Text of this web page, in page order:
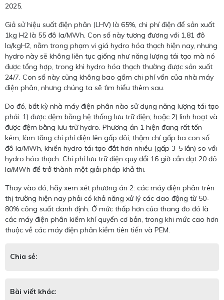
2025.
Giả sử hiệu suất điện phân (LHV) là 65%, chi phí điện để sản xuất
1kg H2 là 55 đô la/MWh. Con số này tương đương với 1,81 đô
la/kgH2, nằm trong phạm vi giá hydro hóa thạch hiện nay, nhưng
hydro này sẽ không liên tục giống như năng lượng tái tạo mà nó
được tổng hợp, trong khi hydro hóa thạch thường được sản xuất
24/7. Con số này cũng không bao gồm chi phí vốn của nhà máy
điện phân, nhưng chúng ta sẽ tìm hiểu thêm sau.
Do đó, bất kỳ nhà máy điện phân nào sử dụng năng lượng tái tạo
phải: 1) được đệm bằng hệ thống lưu trữ điện; hoặc 2) linh hoạt và
được đệm bằng lưu trữ hydro. Phương án 1 hiện đang rất tốn
kém, làm tăng chi phí điện lên gấp đôi, thậm chí gấp ba con số
đô la/MWh, khiến hydro tái tạo đắt hơn nhiều (gấp 3-5 lần) so với
hydro hóa thạch. Chi phí lưu trữ điện quy đổi 16 giờ cần đạt 20 đô
la/MWh để trở thành một giải pháp khả thi.
Thay vào đó, hãy xem xét phương án 2: các máy điện phân trên
thị trường hiện nay phải có khả năng xử lý các dao động từ 50-
80% công suất danh định. Ở mức thấp hơn của thang đo đó là
các máy điện phân kiềm khí quyển cơ bản, trong khi mức cao hơn
thuộc về các máy điện phân kiềm tiên tiến và PEM.
Chia sẻ:
Bài viết khác: